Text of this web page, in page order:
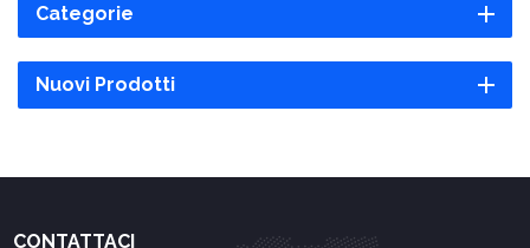
Categorie
Nuovi Prodotti
CONTATTACI